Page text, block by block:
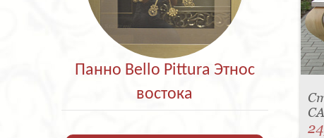
Панно Bello Pittura Этнос
востока